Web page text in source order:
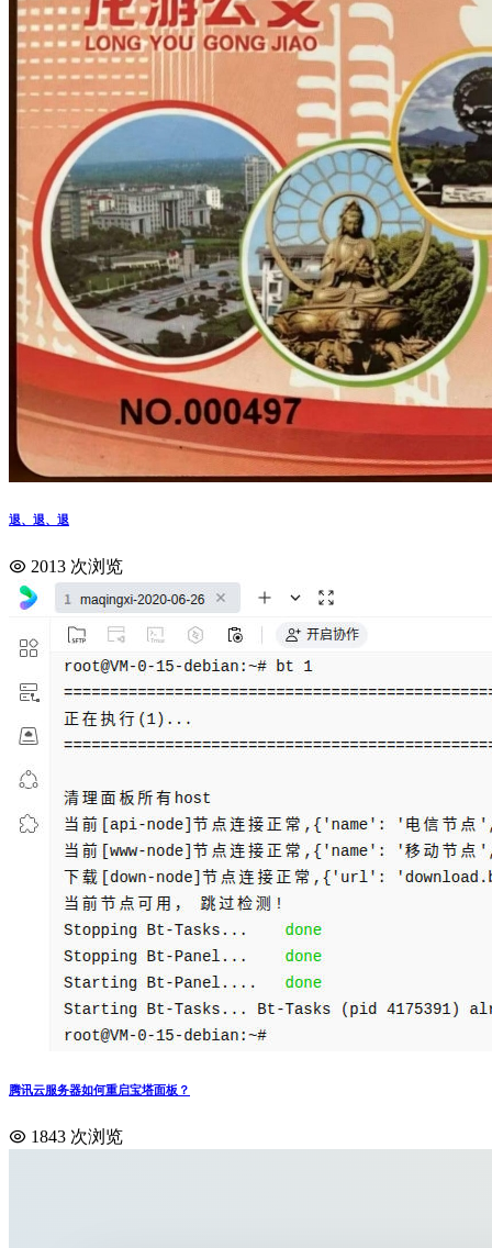
退、退、退
2013 次浏览
腾讯云服务器如何重启宝塔面板？
1843 次浏览